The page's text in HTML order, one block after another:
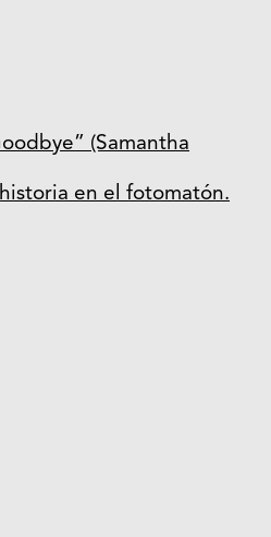
(Samantha
en el fotomatón.